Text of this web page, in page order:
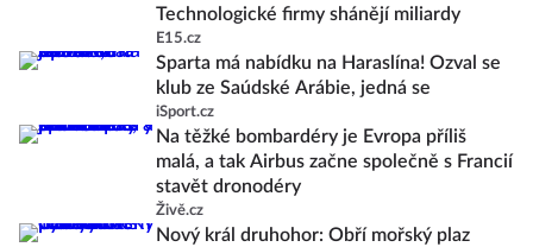
Technologické firmy shánějí miliardy
E15.cz
Sparta má nabídku na Haraslína! Ozval se
klub ze Saúdské Arábie, jedná se
iSport.cz
Na těžké bombardéry je Evropa příliš
malá, a tak Airbus začne společně s Francií
stavět dronodéry
Živě.cz
Nový král druhohor: Obří mořský plaz